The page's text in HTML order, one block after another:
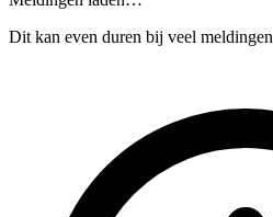
Dit kan even duren bij veel meldingen